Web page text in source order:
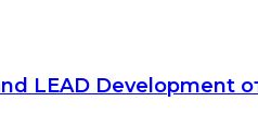
LEAD Development